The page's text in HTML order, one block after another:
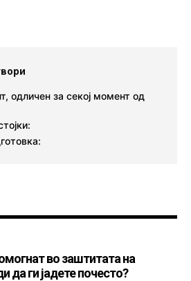
одличен за секој момент од
во заштитата на
да ги јадете почесто?